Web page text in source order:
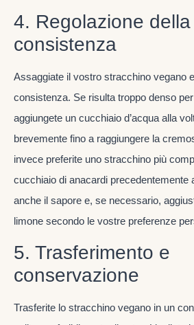
4. Regolazione della
consistenza
Assaggiate il vostro stracchino vegano
consistenza. Se risulta troppo denso
aggiungete un cucchiaio d’acqua alla
brevemente fino a raggiungere la
invece preferite uno stracchino più
cucchiaio di anacardi precedentemente
anche il sapore e, se necessario,
limone secondo le vostre preferenze
5. Trasferimento e
conservazione
Trasferite lo stracchino vegano in un